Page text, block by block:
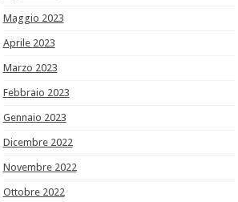
Maggio 2023
Aprile 2023
Marzo 2023
Febbraio 2023
Gennaio 2023
Dicembre 2022
Novembre 2022
Ottobre 2022